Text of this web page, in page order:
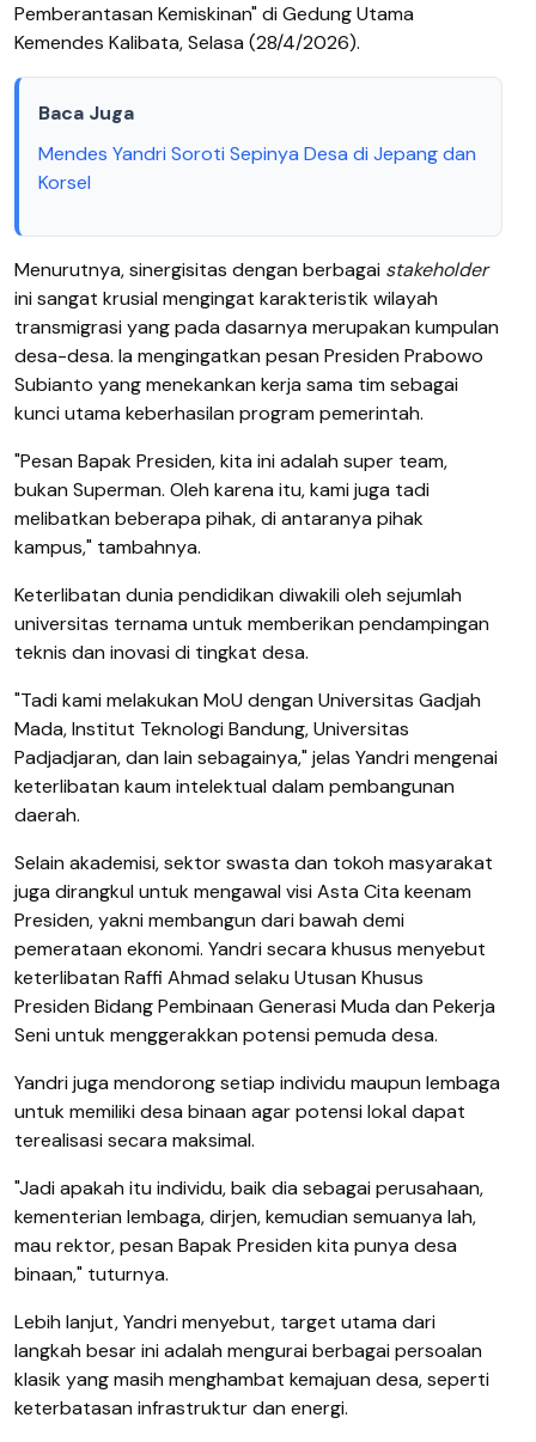
Pemberantasan Kemiskinan" di Gedung Utama
Kemendes Kalibata, Selasa (28/4/2026).
Baca Juga
Mendes Yandri Soroti Sepinya Desa di Jepang dan
Korsel
Menurutnya, sinergisitas dengan berbagai stakeholder
ini sangat krusial mengingat karakteristik wilayah
transmigrasi yang pada dasarnya merupakan kumpulan
desa-desa. Ia mengingatkan pesan Presiden Prabowo
Subianto yang menekankan kerja sama tim sebagai
kunci utama keberhasilan program pemerintah.
"Pesan Bapak Presiden, kita ini adalah super team,
bukan Superman. Oleh karena itu, kami juga tadi
melibatkan beberapa pihak, di antaranya pihak
kampus," tambahnya.
Keterlibatan dunia pendidikan diwakili oleh sejumlah
universitas ternama untuk memberikan pendampingan
teknis dan inovasi di tingkat desa.
"Tadi kami melakukan MoU dengan Universitas Gadjah
Mada, Institut Teknologi Bandung, Universitas
Padjadjaran, dan lain sebagainya," jelas Yandri mengenai
keterlibatan kaum intelektual dalam pembangunan
daerah.
Selain akademisi, sektor swasta dan tokoh masyarakat
juga dirangkul untuk mengawal visi Asta Cita keenam
Presiden, yakni membangun dari bawah demi
pemerataan ekonomi. Yandri secara khusus menyebut
keterlibatan Raffi Ahmad selaku Utusan Khusus
Presiden Bidang Pembinaan Generasi Muda dan Pekerja
Seni untuk menggerakkan potensi pemuda desa.
Yandri juga mendorong setiap individu maupun lembaga
untuk memiliki desa binaan agar potensi lokal dapat
terealisasi secara maksimal.
"Jadi apakah itu individu, baik dia sebagai perusahaan,
kementerian lembaga, dirjen, kemudian semuanya lah,
mau rektor, pesan Bapak Presiden kita punya desa
binaan," tuturnya.
Lebih lanjut, Yandri menyebut, target utama dari
langkah besar ini adalah mengurai berbagai persoalan
klasik yang masih menghambat kemajuan desa, seperti
keterbatasan infrastruktur dan energi.